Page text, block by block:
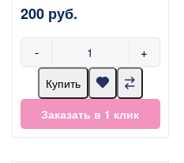
200 руб.
- +
Купить
Заказать в 1 клик